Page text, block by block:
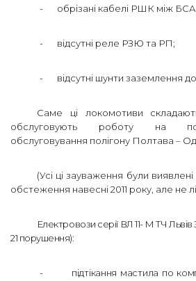
- обрізані кабелі РШК між БСА
- відсутні реле РЗЮ та РП;
- відсутні шунти заземлення
Саме ці локомотиви
обслуговують роботу на
обслуговування полігону Полтава –
(Усі ці зауваження були
обстеження навесні 2011 року, але не
Електровози серії ВЛ 11- М ТЧ Львів
21 порушення):
-
підтікання мастила по